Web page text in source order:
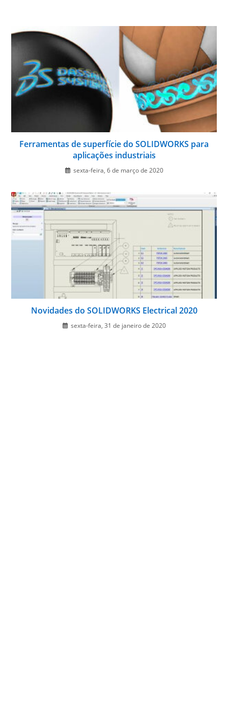
Ferramentas de superfície do SOLIDWORKS para
aplicações industriais
sexta-feira, 6 de março de 2020
Novidades do SOLIDWORKS Electrical 2020
sexta-feira, 31 de janeiro de 2020